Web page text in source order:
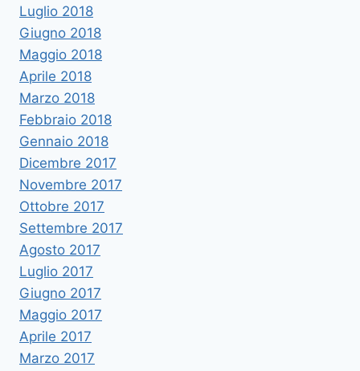
Luglio 2018
Giugno 2018
Maggio 2018
Aprile 2018
Marzo 2018
Febbraio 2018
Gennaio 2018
Dicembre 2017
Novembre 2017
Ottobre 2017
Settembre 2017
Agosto 2017
Luglio 2017
Giugno 2017
Maggio 2017
Aprile 2017
Marzo 2017